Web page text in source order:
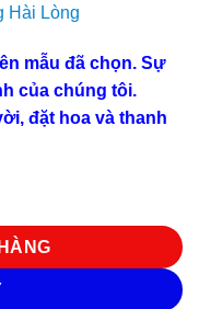
Hài Lòng
mẫu đã chọn. Sự
của chúng tôi.
đặt hoa và thanh